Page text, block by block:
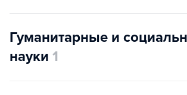
Гуманитарные и
науки 1